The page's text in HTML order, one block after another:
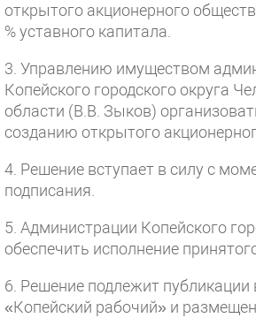
открытого акционерного
% уставного капитала.
3. Управлению имуществом
Копейского городского округа
области (В.В. Зыков)
созданию открытого
4. Решение вступает в силу с
подписания.
5. Администрации Копейского
обеспечить исполнение
6. Решение подлежит публикации
«Копейский рабочий» и